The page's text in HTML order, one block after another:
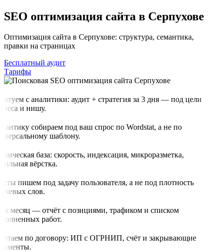
SEO оптимизация сайта в Серпухове
Оптимизация сайта в Серпухове: структура, семантика,
правки на страницах
Бесплатный аудит
Тарифы
с аналитики: аудит + стратегия за 3 дня — под цели
и нишу.
собираем под ваш спрос по Wordstat, а не по
шаблону.
база: скорость, индексация, микроразметка,
вёрстка.
пишем под задачу пользователя, а не под плотность
слов.
в месяц — отчёт с позициями, трафиком и списком
работ.
по договору: ИП с ОГРНИП, счёт и закрывающие